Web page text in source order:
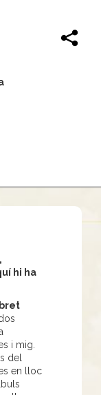
hi ha
i mig.
del
en lloc